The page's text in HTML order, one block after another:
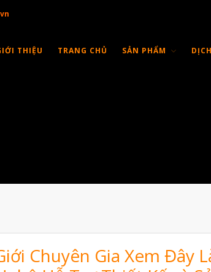
THIỆU TRANG CHỦ SẢN PHẨM
Chuyên Gia Xem Đây